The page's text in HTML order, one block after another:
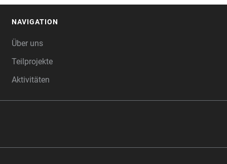
NAVIGATION
Über uns
Teilprojekte
Aktivitäten